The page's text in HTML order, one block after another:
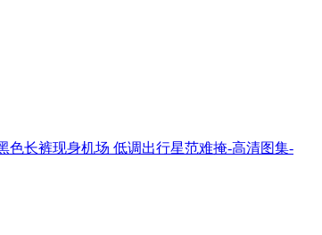
色长裤现身机场 低调出行星范难掩-高清图集-